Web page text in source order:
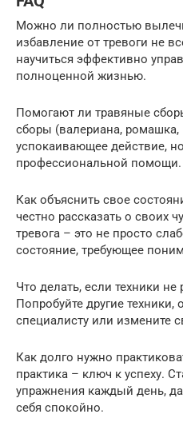
Можно ли полностью
избавление от тревоги не
научиться эффективно
полноценной жизнью.
Помогают ли травяные
сборы (валериана,
успокаивающее действие,
профессиональной помощи.
Как объяснить свое
честно рассказать о своих
тревога – это не просто
состояние, требующее
Что делать, если техники
Попробуйте другие
специалисту или измените
Как долго нужно
практика – ключ к успеху.
упражнения каждый день,
себя спокойно.